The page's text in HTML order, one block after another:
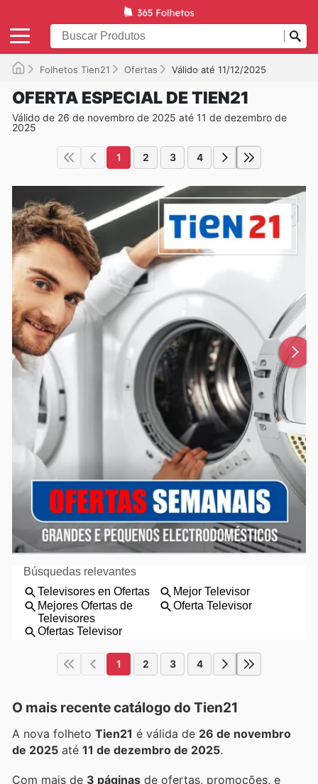
Folhetos Tien21 Ofertas Válido até 11/12/2025
OFERTA ESPECIAL DE TIEN21
Válido de 26 de novembro de 2025 até 11 de dezembro de
2025
1 2 3 4
1 2 3 4
O mais recente catálogo do Tien21
A nova folheto Tien21 é válida de 26 de novembro
de 2025 até 11 de dezembro de 2025.
Com mais de 3 páginas de ofertas, promoções, e